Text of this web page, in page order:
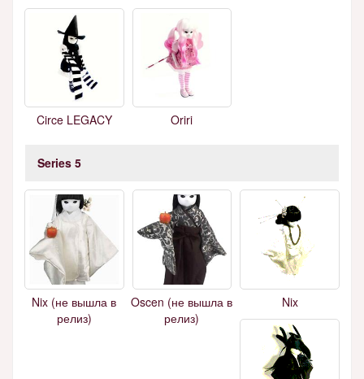
Circe LEGACY Oriri
Series 5
Nix (не вышла в
релиз)
Oscen (не вышла в
релиз)
Nix